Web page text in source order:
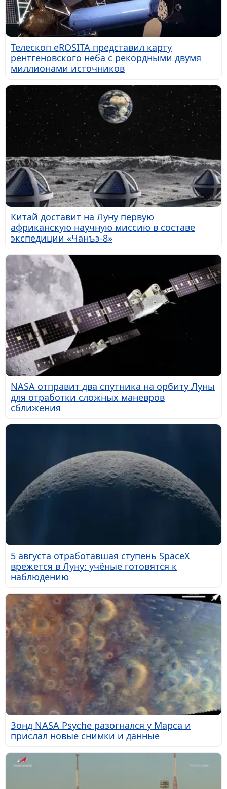
Телескоп eROSITA представил карту
рентгеновского неба с рекордными двумя
миллионами источников
Китай доставит на Луну первую
африканскую научную миссию в составе
экспедиции «Чанъэ-8»
NASA отправит два спутника на орбиту Луны
для отработки сложных маневров
сближения
5 августа отработавшая ступень SpaceX
врежется в Луну: учёные готовятся к
наблюдению
Зонд NASA Psyche разогнался у Марса и
прислал новые снимки и данные